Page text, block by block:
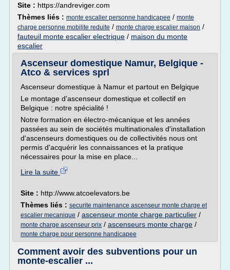
Site : https://andreviger.com
Thèmes liés : monte escalier personne handicapee / monte
charge personne mobilite reduite / monte charge escalier maison /
fauteuil monte escalier electrique / maison du monte
escalier
Ascenseur domestique Namur, Belgique -
Atco & services sprl
Ascenseur domestique à Namur et partout en Belgique
Le montage d'ascenseur domestique et collectif en
Belgique : notre spécialité !
Notre formation en électro-mécanique et les années
passées au sein de sociétés multinationales d'installation
d'ascenseurs domestiques ou de collectivités nous ont
permis d'acquérir les connaissances et la pratique
nécessaires pour la mise en place...
Lire la suite
Site : http://www.atcoelevators.be
Thèmes liés : securite maintenance ascenseur monte charge et
escalier mecanique / ascenseur monte charge particulier /
monte charge ascenseur prix / ascenseurs monte charge /
monte charge pour personne handicapee
Comment avoir des subventions pour un
monte-escalier ...